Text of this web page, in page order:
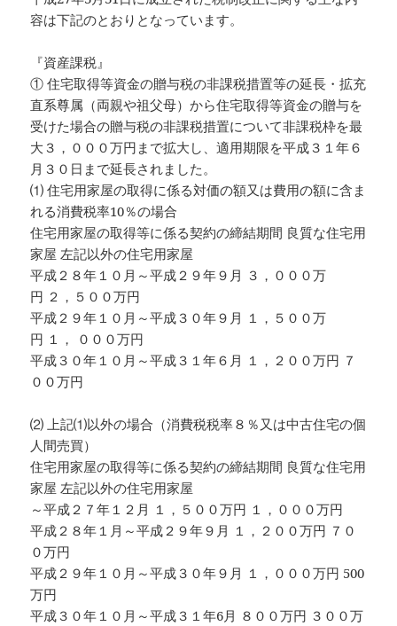
容は下記のとおりとなっています。
『資産課税』
① 住宅取得等資金の贈与税の非課税措置等の延長・拡充
直系尊属（両親や祖父母）から住宅取得等資金の贈与を
受けた場合の贈与税の非課税措置について非課税枠を最
大３，０００万円まで拡大し、適用期限を平成３１年６
月３０日まで延長されました。
⑴ 住宅用家屋の取得に係る対価の額又は費用の額に含ま
れる消費税率10％の場合
住宅用家屋の取得等に係る契約の締結期間 良質な住宅用
家屋 左記以外の住宅用家屋
平成２８年１０月～平成２９年９月 ３，０００万
円 ２，５００万円
平成２９年１０月～平成３０年９月 １，５００万
円 １， ０００万円
平成３０年１０月～平成３１年６月 １，２００万円 ７
００万円
⑵ 上記⑴以外の場合（消費税税率８％又は中古住宅の個
人間売買）
住宅用家屋の取得等に係る契約の締結期間 良質な住宅用
家屋 左記以外の住宅用家屋
～平成２７年１２月 １，５００万円 １，０００万円
平成２８年１月～平成２９年９月 １，２００万円 ７０
０万円
平成２９年１０月～平成３０年９月 １，０００万円 500
万円
平成３０年１０月～平成３１年6月 ８００万円 ３００万